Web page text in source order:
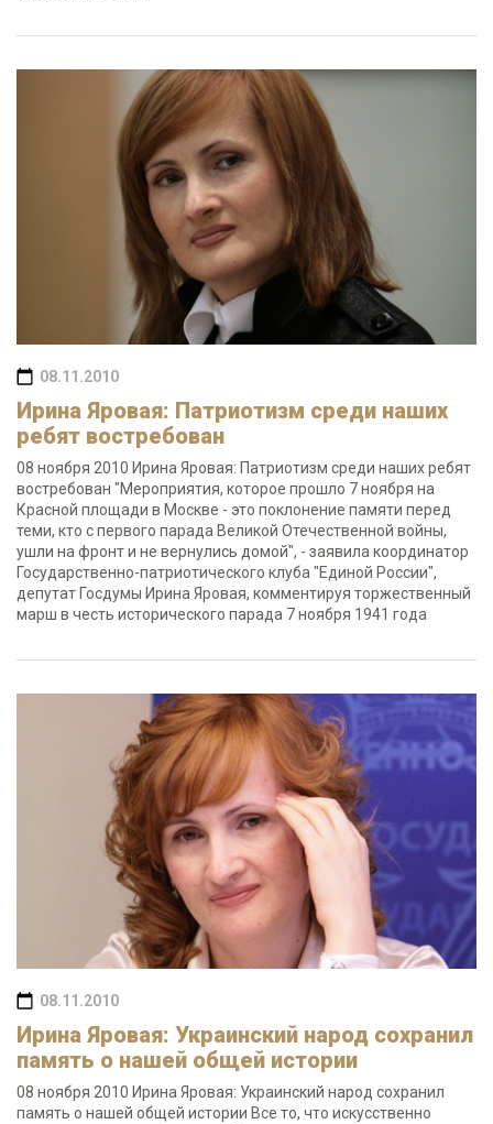
08.11.2010
Ирина Яровая: Патриотизм среди наших
ребят востребован
08 ноября 2010 Ирина Яровая: Патриотизм среди наших ребят
востребован "Мероприятия, которое прошло 7 ноября на
Красной площади в Москве - это поклонение памяти перед
теми, кто с первого парада Великой Отечественной войны,
ушли на фронт и не вернулись домой", - заявила координатор
Государственно-патриотического клуба "Единой России",
депутат Госдумы Ирина Яровая, комментируя торжественный
марш в честь исторического парада 7 ноября 1941 года
08.11.2010
Ирина Яровая: Украинский народ сохранил
память о нашей общей истории
08 ноября 2010 Ирина Яровая: Украинский народ сохранил
память о нашей общей истории Все то, что искусственно